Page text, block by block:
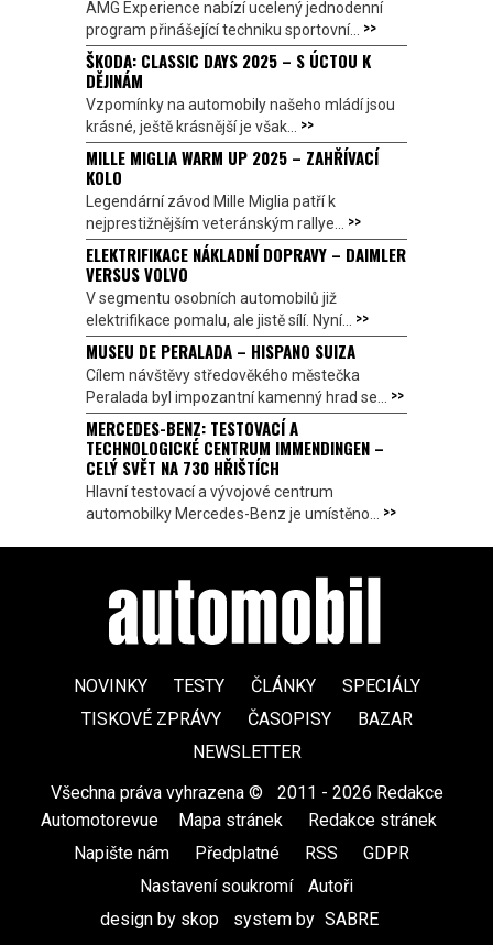
AMG Experience nabízí ucelený jednodenní
program přinášející techniku sportovní... >>
ŠKODA: CLASSIC DAYS 2025 – S ÚCTOU K
DĚJINÁM
Vzpomínky na automobily našeho mládí jsou
krásné, ještě krásnější je však... >>
MILLE MIGLIA WARM UP 2025 – ZAHŘÍVACÍ
KOLO
Legendární závod Mille Miglia patří k
nejprestižnějším veteránským rallye... >>
ELEKTRIFIKACE NÁKLADNÍ DOPRAVY – DAIMLER
VERSUS VOLVO
V segmentu osobních automobilů již
elektrifikace pomalu, ale jistě sílí. Nyní... >>
MUSEU DE PERALADA – HISPANO SUIZA
Cílem návštěvy středověkého městečka
Peralada byl impozantní kamenný hrad se... >>
MERCEDES-BENZ: TESTOVACÍ A
TECHNOLOGICKÉ CENTRUM IMMENDINGEN –
CELÝ SVĚT NA 730 HŘIŠTÍCH
Hlavní testovací a vývojové centrum
automobilky Mercedes-Benz je umístěno... >>
NOVINKY TESTY ČLÁNKY
SPECIÁLY
TISKOVÉ ZPRÁVY
ČASOPISY
BAZAR
NEWSLETTER
Všechna práva vyhrazena ©
2011 - 2026 Redakce
Automotorevue
Mapa stránek Redakce stránek
Napište nám
Předplatné RSS GDPR
Nastavení soukromí
Autoři
design by skop
system by SABRE